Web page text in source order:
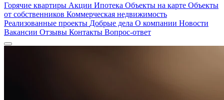
Горячие квартиры Акции Ипотека Объекты на карте Объекты
от собственников Коммерческая недвижимость
Реализованные проекты Добрые дела О компании Новости
Вакансии Отзывы Контакты Вопрос-ответ